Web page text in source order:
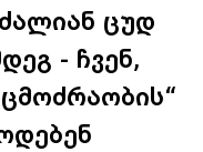
ცუდ
- ჩვენ,